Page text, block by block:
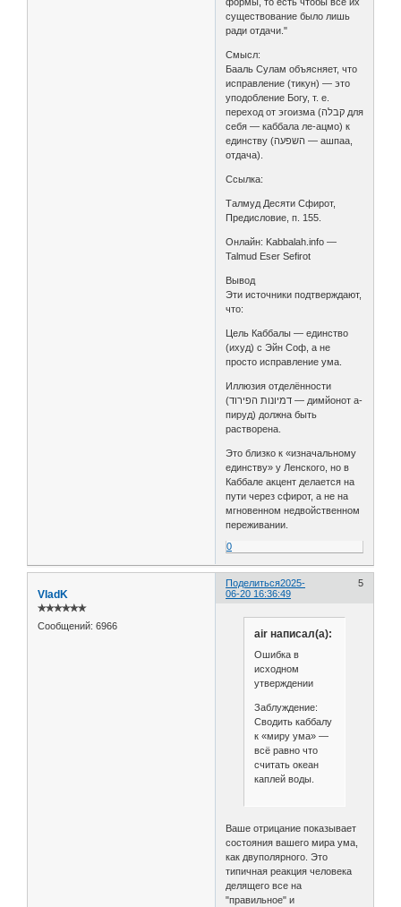
существование было лишь
ради отдачи."
Смысл:
Бааль Сулам объясняет, что
исправление (тикун) — это
уподобление Богу, т. е.
переход от эгоизма (קבלה для
себя — каббала ле-ацмо) к
единству (השפעה — ашпаа,
отдача).
Ссылка:
Талмуд Десяти Сфирот,
Предисловие, п. 155.
Онлайн: Kabbalah.info —
Talmud Eser Sefirot
Вывод
Эти источники подтверждают,
что:
Цель Каббалы — единство
(ихуд) с Эйн Соф, а не
просто исправление ума.
Иллюзия отделённости
(דמיונות הפירוד — димйонот а-
пируд) должна быть
растворена.
Это близко к «изначальному
единству» у Ленского, но в
Каббале акцент делается на
пути через сфирот, а не на
мгновенном недвойственном
переживании.
0
Поделиться 5
2025-
06-20 16:36:49
VladK
✯✯✯✯✯✯
Сообщений: 6966
air написал(а):
Ошибка в
исходном
утверждении
Заблуждение:
Сводить каббалу
к «миру ума» —
всё равно что
считать океан
каплей воды.
Ваше отрицание показывает
состояния вашего мира ума,
как двуполярного. Это
типичная реакция человека
делящего все на
"правильное" и